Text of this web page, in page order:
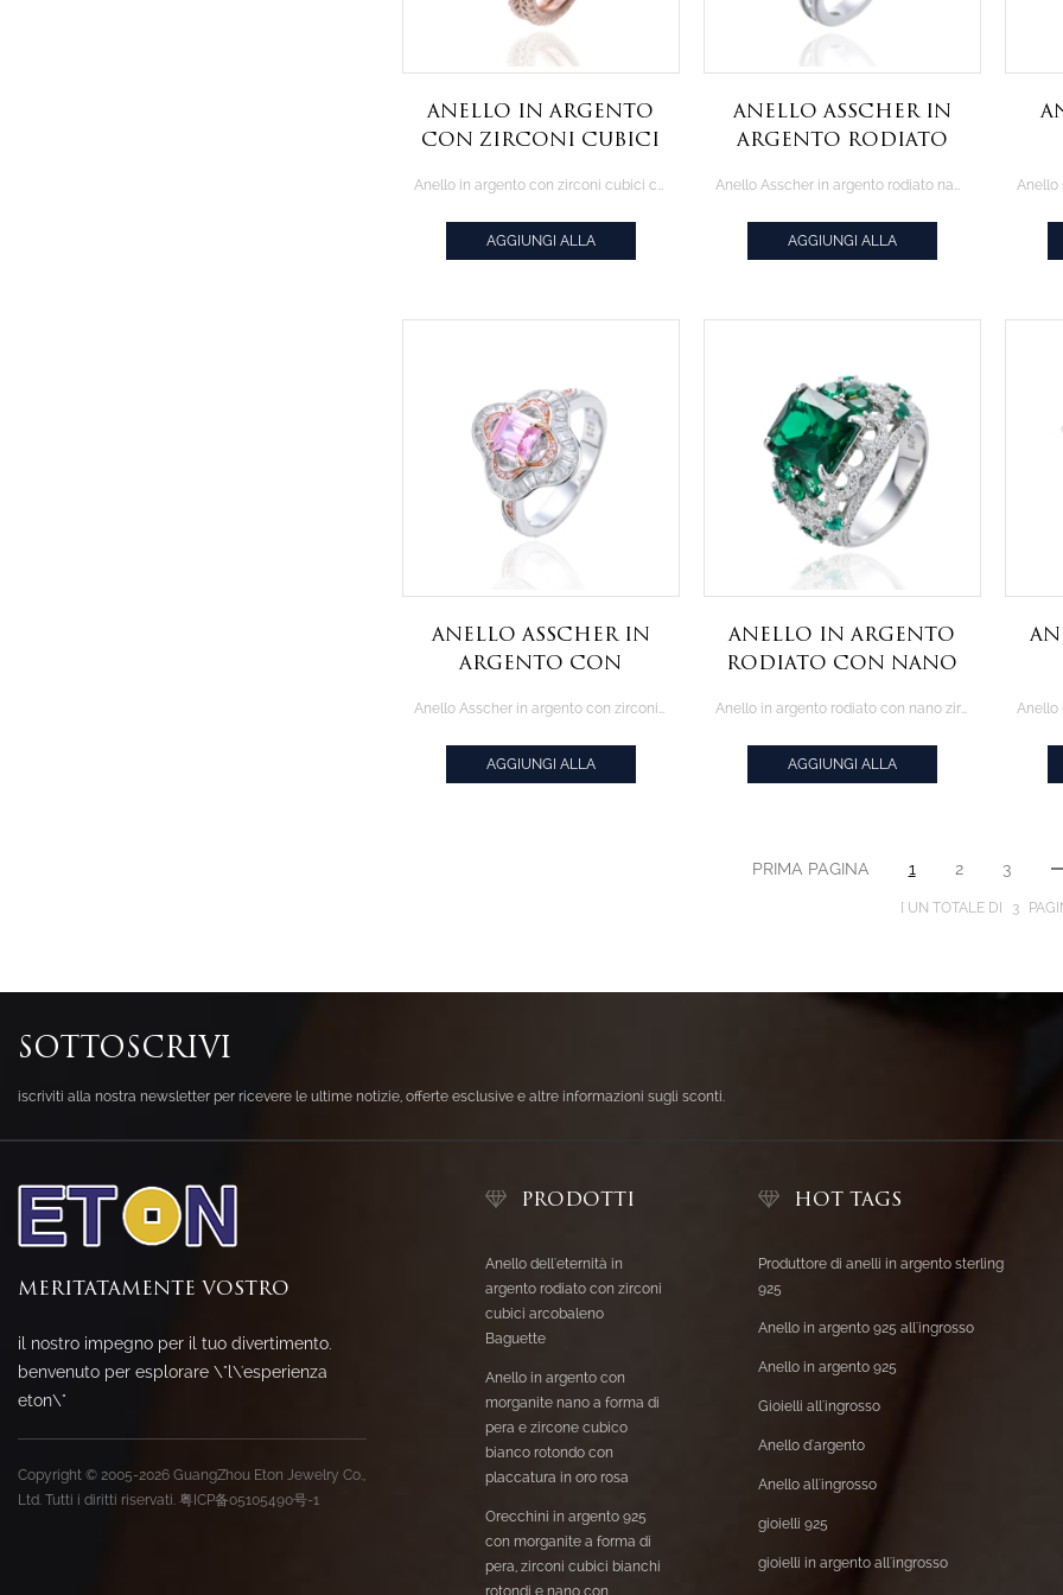
Anello in argento
con zirconi cubici
placcatura in oro
rosa
Anello in argento con zirconi cubici champagne con placcatura in oro rosa
AGGIUNGI ALLA
Anello Asscher in
argento rodiato
zirconi bianchi
Anello Asscher in argento rodiato nano verde e zirconi bianchi
AGGIUNGI ALLA
Anello Asscher in
argento con
bianchi con
placcatura in rodio
e oro rosa
Anello Asscher in argento con zirconi rosa e bianchi con placcatura in rodio e oro rosa
AGGIUNGI ALLA
Anello in argento
rodiato con nano
ottagonali
Anello in argento rodiato con nano zirconi verdi ottagonali
AGGIUNGI ALLA
PRIMA PAGINA 1 2 3
UN TOTALE DI 3
SOTTOSCRIVI
iscriviti alla nostra newsletter per ricevere le ultime notizie, offerte esclusive e altre informazioni sugli sconti.
PRODOTTI
Anello dell'eternità in
argento rodiato con zirconi
cubici arcobaleno
Baguette
Anello in argento con
morganite nano a forma di
pera e zircone cubico
bianco rotondo con
placcatura in oro rosa
Orecchini in argento 925
con morganite a forma di
pera, zirconi cubici bianchi
rotondi e nano con
HOT TAGS
Produttore di anelli in argento sterling
925
Anello in argento 925 all'ingrosso
Anello in argento 925
Gioielli all'ingrosso
Anello d'argento
Anello all'ingrosso
gioielli 925
gioielli in argento all'ingrosso
MERITATAMENTE VOSTRO
il nostro impegno per il tuo divertimento.
benvenuto per esplorare \"l\'esperienza
eton\"
Copyright © 2005-2026 GuangZhou Eton Jewelry Co.,
Ltd. Tutti i diritti riservati. 粤ICP备05105490号-1